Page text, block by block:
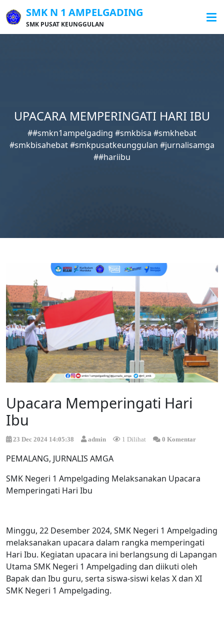
SMK N 1 AMPELGADING
SMK PUSAT KEUNGGULAN
UPACARA MEMPERINGATI HARI IBU
##smkn1ampelgading #smkbisa #smkhebat
#smkbisahebat #smkpusatkeunggulan #jurnalisamga
##hariibu
Upacara Memperingati Hari
Ibu
23 Dec 2024 14:05:38 admin 1 Dilihat 0 Komentar
PEMALANG, JURNALIS AMGA
SMK Negeri 1 Ampelgading Melaksanakan Upacara
Memperingati Hari Ibu
Minggu, 22 Desember 2024, SMK Negeri 1 Ampelgading
melaksanakan upacara dalam rangka memperingati
Hari Ibu. Kegiatan upacara ini berlangsung di Lapangan
Utama SMK Negeri 1 Ampelgading dan diikuti oleh
Bapak dan Ibu guru, serta siswa-siswi kelas X dan XI
SMK Negeri 1 Ampelgading.